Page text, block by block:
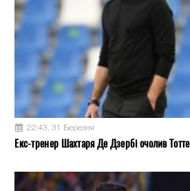
22:43, 31 Березня
Екс-тренер Шахтаря Де Дзербі очолив